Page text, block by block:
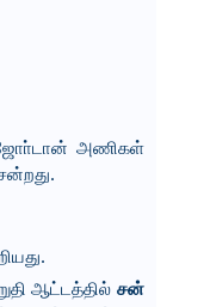
ஜோா்டான் அணிகள்
ஆட்டத்தில்சன்